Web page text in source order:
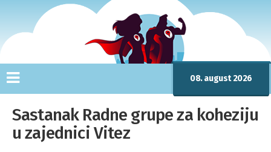
08. august 2026
Sastanak Radne grupe za koheziju
u zajednici Vitez